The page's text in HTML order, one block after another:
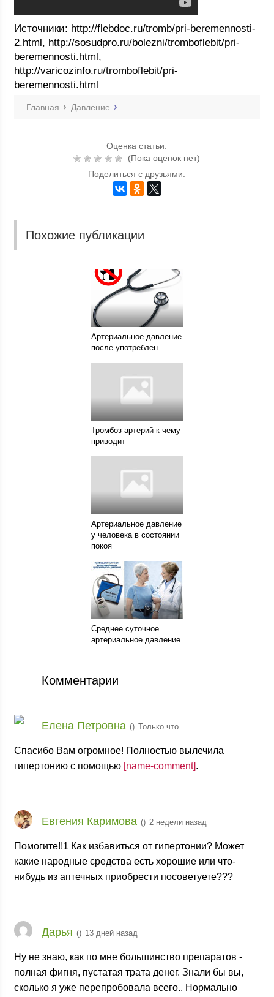
Источники: http://flebdoc.ru/tromb/pri-beremennosti-
2.html, http://sosudpro.ru/bolezni/tromboflebit/pri-
beremennosti.html,
http://varicozinfo.ru/tromboflebit/pri-
beremennosti.html
Главная Давление
Оценка статьи:
(Пока оценок нет)
Поделиться с друзьями:
Похожие публикации
Артериальное давление
после употреблен
Тромбоз артерий к чему
приводит
Артериальное давление
у человека в состоянии
покоя
Среднее суточное
артериальное давление
Комментарии
Елена Петровна () Только что
Спасибо Вам огромное! Полностью вылечила
гипертонию с помощью [name-comment].
Евгения Каримова () 2 недели назад
Помогите!!1 Как избавиться от гипертонии? Может
какие народные средства есть хорошие или что-
нибудь из аптечных приобрести посоветуете???
Дарья () 13 дней назад
Ну не знаю, как по мне большинство препаратов -
полная фигня, пустатая трата денег. Знали бы вы,
сколько я уже перепробовала всего.. Нормально